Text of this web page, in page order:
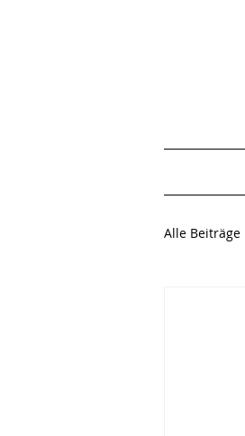
Alle Beiträge